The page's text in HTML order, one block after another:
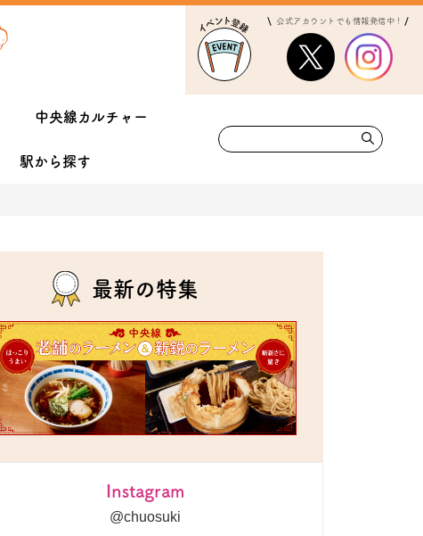
公式アカウントでも情報発信中！
中央線カルチャー
駅から探す
最新の特集
Instagram
@chuosuki